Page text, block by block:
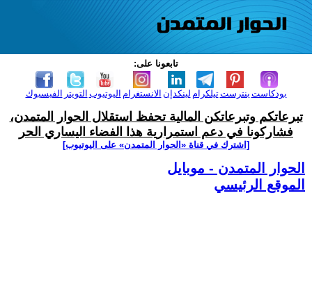
تابعونا على:
الفيسبوك التويتر اليوتيوب الانستغرام لينكدإن تيلكرامبنترست بودكاست
تبرعاتكم وتبرعاتكن المالية تحفظ استقلال الحوار المتمدن،
فشاركونا في دعم استمرارية هذا الفضاء اليساري الحر
[اشترك في قناة ‫«الحوار المتمدن» على اليوتيوب]
الحوار المتمدن - موبايل
الموقع الرئيسي